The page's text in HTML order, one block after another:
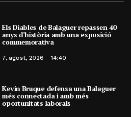
Els Diables de Balaguer repassen 40
anys d’història amb una exposició
commemorativa
7, agost, 2026 - 14:40
Kevin Bruque defensa una Balaguer
més connectada i amb més
oportunitats laborals